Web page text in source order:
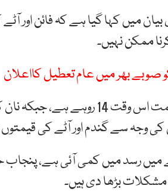
میں کہا گیا ہے کہ فائن اور
ممکن نہیں۔
یاد رہے سادہ روٹی کی سرکاری
کی وجہ سے گندم اور آٹے کی
میں رسد میں کمی آئی ہے،
مشکلات بڑھا دی ہیں۔